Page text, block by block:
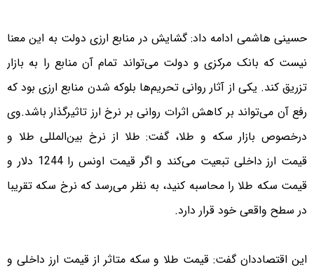
حسینی هاشمی ادامه داد: گشایش در منابع ارزی دولت به این معنا
نیست که بانک مرکزی و دولت می‌تواند تمام آن منابع را به بازار
تزریق کند. یکی از آثار روانی تحریم‌ها بلوکه شدن منابع ارزی بود که
رفع آن می‌تواند بر کاهش اثرات روانی بر نرخ ارز تاثیر‌گذار باشد.وی
درخصوص بازار سکه و طلا، گفت: طلا از نرخ بین‌المللی طلا و
قیمت ارز داخلی تبعیت می‌کند و اگر قیمت اونس را 1244 دلار و
قیمت سکه طلا را محاسبه کنید، به نظر می‌رسد که نرخ سکه تقریبا
در سطح واقعی خود قرار دارد.
این اقتصاددان گفت: قیمت طلا و سکه متاثر از قیمت ارز داخلی و